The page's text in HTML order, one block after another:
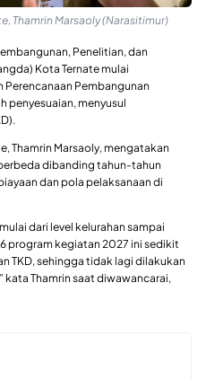
Thamrin Marsaoly (Narasitimur)
Penelitian, dan
Kota Ternate mulai
Perencanaan Pembangunan
penyesuaian, menyusul
Thamrin Marsaoly, mengatakan
dibanding tahun-tahun
dan pola pelaksanaan di
dari level kelurahan sampai
program kegiatan 2027 ini sedikit
TKD, sehingga tidak lagi dilakukan
kata Thamrin saat diwawancarai,